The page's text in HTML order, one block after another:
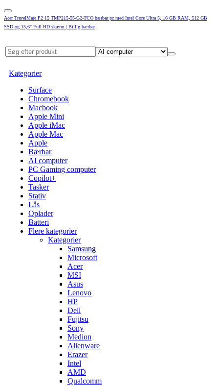
Acer TravelMate P2 15 TMP215-55-G2-TCO bærbar pc med Intel Core Ultra 5, 16 GB RAM, 512 GB
SSD og 15,6" Full HD skærm | Billig bærbar
Kategorier
Surface
Chromebook
Macbook
Apple Mini
Apple iMac
Apple Mac
Apple
Bærbar
AI computer
PC Gaming computer
Copilot+
Tasker
Stativ
Lås
Oplader
Batteri
Flere kategorier
Kategorier
Samsung
Microsoft
Acer
MSI
Asus
Lenovo
HP
Dell
Fujitsu
Sony
Medion
Alienware
Erazer
Intel
AMD
Qualcomm